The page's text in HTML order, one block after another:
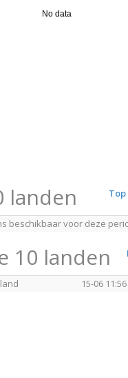
No data
Top
landen
beschikbaar voor deze
10 landen
15-06 11:56